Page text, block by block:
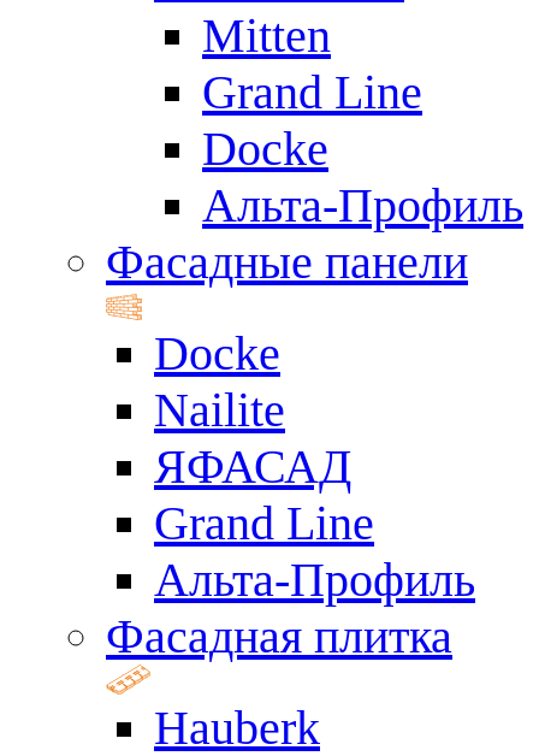
Mitten
Grand Line
Docke
Альта-Профиль
Фасадные панели
Docke
Nailite
ЯФАСАД
Grand Line
Альта-Профиль
Фасадная плитка
Hauberk